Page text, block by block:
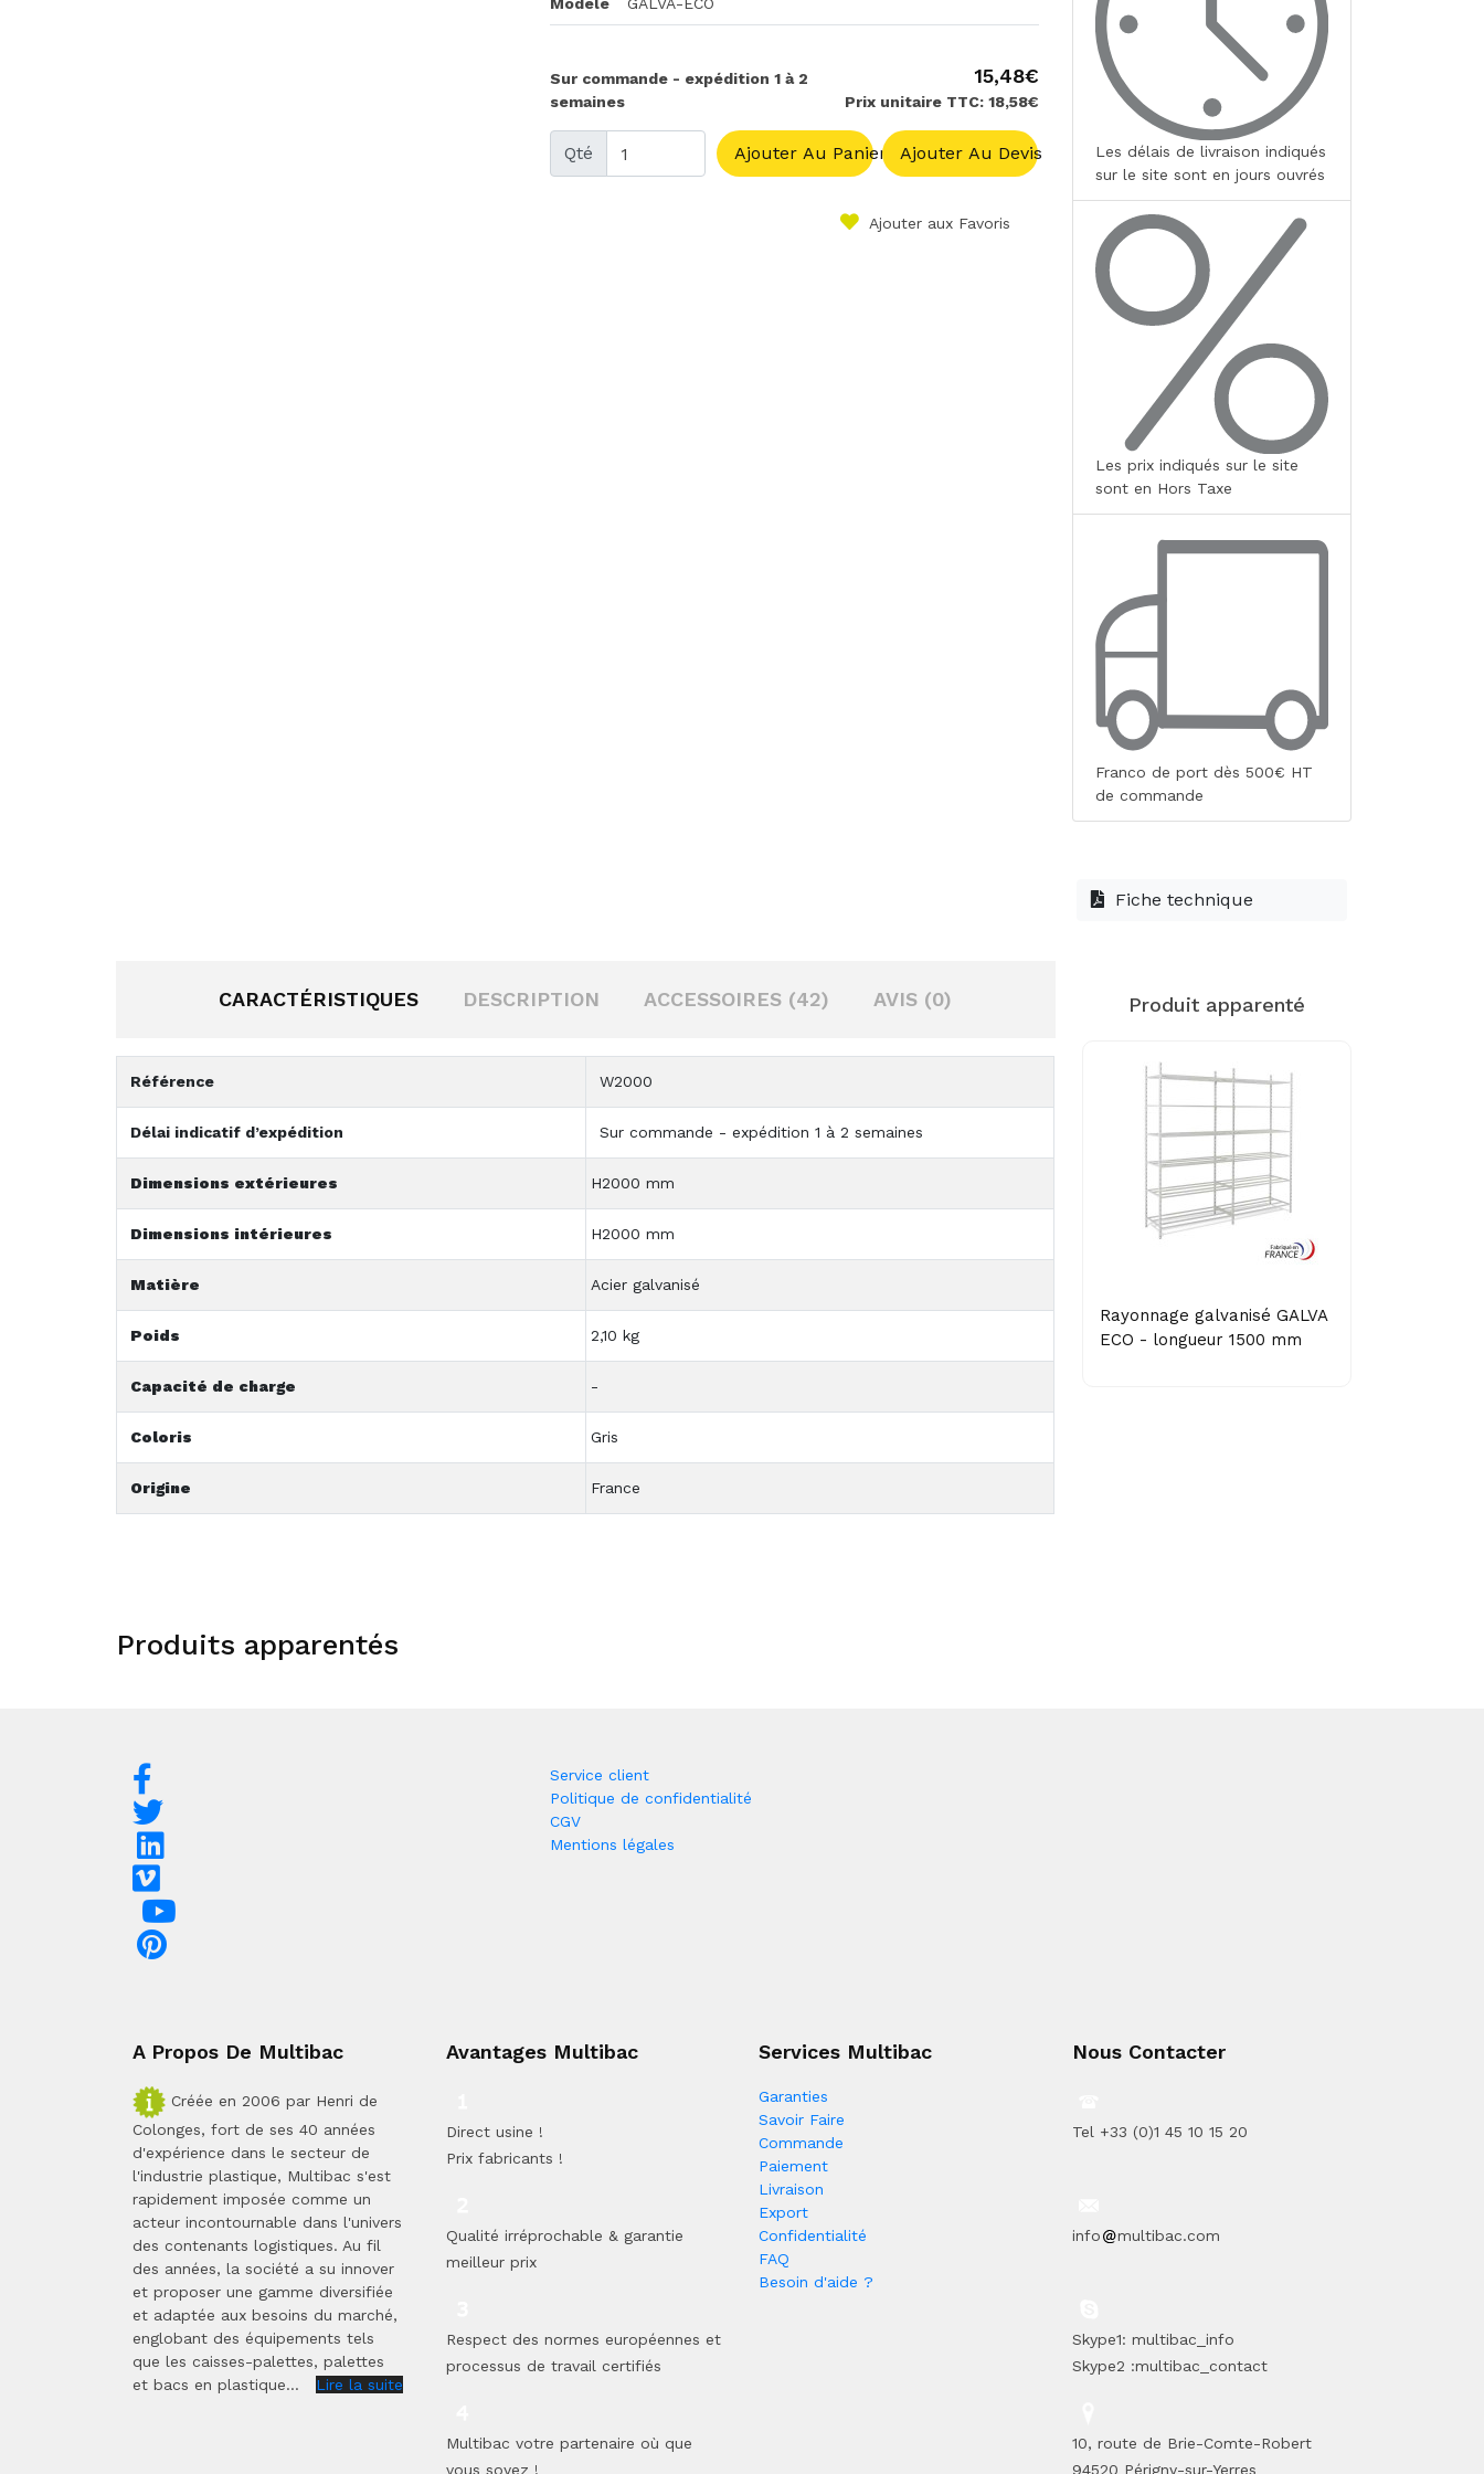
Sur commande - expédition 1 à 2
semaines
15,48€
Prix unitaire TTC: 18,58€
Qté Ajouter Au Panier Ajouter Au Devis
Ajouter aux Favoris
Les délais de livraison indiqués
sur le site sont en jours ouvrés
Les prix indiqués sur le site
sont en Hors Taxe
Franco de port dès 500€ HT
de commande
Fiche technique
CARACTÉRISTIQUES DESCRIPTION ACCESSOIRES (42) AVIS (0)
Référence W2000
Délai indicatif d’expédition Sur commande - expédition 1 à 2 semaines
Dimensions extérieures H2000 mm
Dimensions intérieures H2000 mm
Matière Acier galvanisé
Poids 2,10 kg
Capacité de charge -
Coloris Gris
Origine France
Produit apparenté
Rayonnage galvanisé GALVA
ECO - longueur 1500 mm
Produits apparentés
Service client
Politique de confidentialité
CGV
Mentions légales
A Propos De Multibac
Créée en 2006 par Henri de
Colonges, fort de ses 40 années
d'expérience dans le secteur de
l'industrie plastique, Multibac s'est
rapidement imposée comme un
acteur incontournable dans l'univers
des contenants logistiques. Au fil
des années, la société a su innover
et proposer une gamme diversifiée
et adaptée aux besoins du marché,
englobant des équipements tels
que les caisses-palettes, palettes
et bacs en plastique... Lire la suite
Avantages Multibac
Direct usine !
Prix fabricants !
Qualité irréprochable & garantie
meilleur prix
Respect des normes européennes et
processus de travail certifiés
Multibac votre partenaire où que
vous soyez !
Services Multibac
Garanties
Savoir Faire
Commande
Paiement
Livraison
Export
Confidentialité
FAQ
Besoin d'aide ?
Nous Contacter
Tel +33 (0)1 45 10 15 20
info multibac.com
Skype1: multibac_info
Skype2 :multibac_contact
10, route de Brie-Comte-Robert
94520 Périgny-sur-Yerres